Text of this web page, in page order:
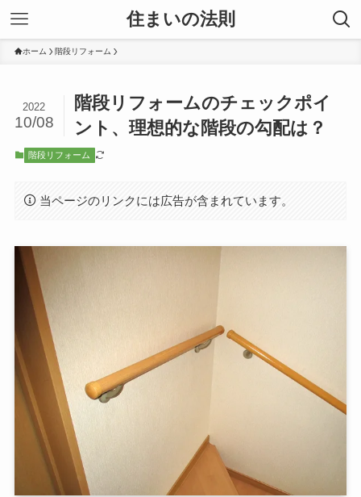
住まいの法則
ホーム 階段リフォーム
階段リフォームのチェックポイ
ント、理想的な階段の勾配は？
2022
10/08
階段リフォーム
当ページのリンクには広告が含まれています。